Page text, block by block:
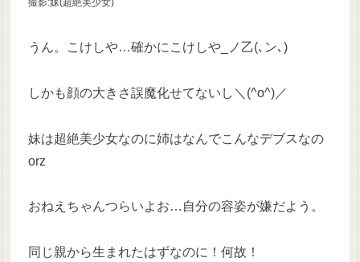
撮影:妹(超絶美少女)
うん。こけしや…確かにこけしや_ノ乙(､ン､)
しかも顔の大きさ誤魔化せてないし＼(^o^)／
妹は超絶美少女なのに姉はなんでこんなデブスなの
orz
おねえちゃんつらいよお…自分の容姿が嫌だよう。
同じ親から生まれたはずなのに！何故！